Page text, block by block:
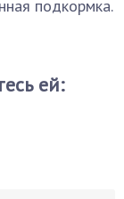
подкормка.
ей: